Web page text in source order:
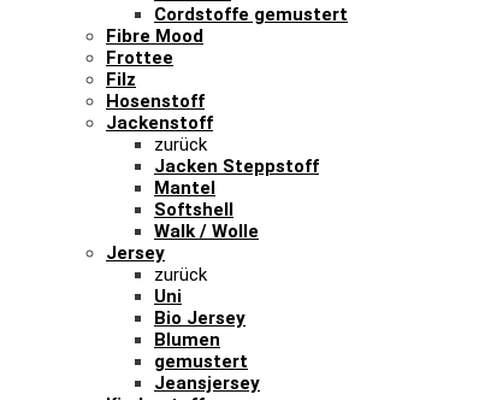
Cordstoffe gemustert
Fibre Mood
Frottee
Filz
Hosenstoff
Jackenstoff
zurück
Jacken Steppstoff
Mantel
Softshell
Walk / Wolle
Jersey
zurück
Uni
Bio Jersey
Blumen
gemustert
Jeansjersey